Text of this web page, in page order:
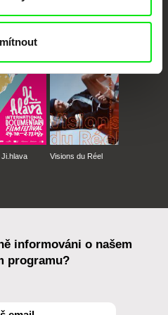
Millennium Docs
DOK Leipzig
Visions du Réel
informováni o našem
programu?